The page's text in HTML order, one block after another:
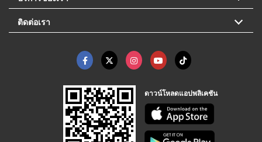
ติดต่อเรา
ดาวน์โหลดแอปพลิเคชัน